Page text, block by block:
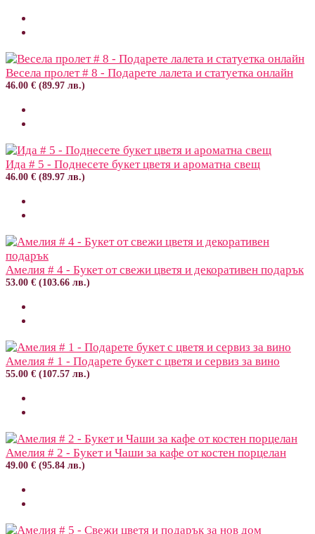
Весела пролет # 8 - Подарете лалета и статуетка онлайн
46.00 € (89.97 лв.)
Ида # 5 - Поднесете букет цветя и ароматна свещ
46.00 € (89.97 лв.)
Амелия # 4 - Букет от свежи цветя и декоративен подарък
53.00 € (103.66 лв.)
Амелия # 1 - Подарете букет с цветя и сервиз за вино
55.00 € (107.57 лв.)
Амелия # 2 - Букет и Чаши за кафе от костен порцелан
49.00 € (95.84 лв.)